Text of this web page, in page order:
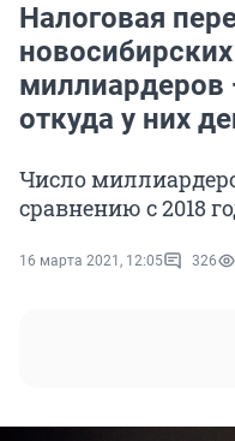
Налоговая
миллиардеров
откуда у них
Число
сравнению с 2018
16 марта 2021, 12:05 326